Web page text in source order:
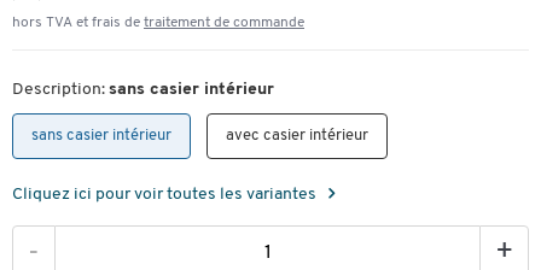
hors TVA et frais de traitement de commande
Description: sans casier intérieur
sans casier intérieur avec casier intérieur
Cliquez ici pour voir toutes les variantes
- +